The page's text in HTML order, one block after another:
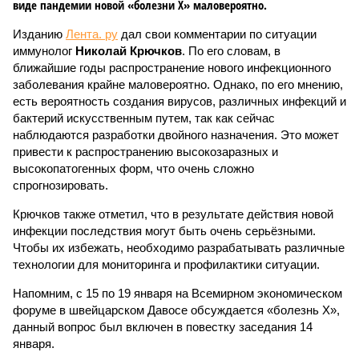
виде пандемии новой «болезни X» маловероятно.
Изданию Лента. ру дал свои комментарии по ситуации
иммунолог Николай Крючков. По его словам, в
ближайшие годы распространение нового инфекционного
заболевания крайне маловероятно. Однако, по его мнению,
есть вероятность создания вирусов, различных инфекций и
бактерий искусственным путем, так как сейчас
наблюдаются разработки двойного назначения. Это может
привести к распространению высокозаразных и
высокопатогенных форм, что очень сложно
спрогнозировать.
Крючков также отметил, что в результате действия новой
инфекции последствия могут быть очень серьёзными.
Чтобы их избежать, необходимо разрабатывать различные
технологии для мониторинга и профилактики ситуации.
Напомним, с 15 по 19 января на Всемирном экономическом
форуме в швейцарском Давосе обсуждается «болезнь X»,
данный вопрос был включен в повестку заседания 14
января.